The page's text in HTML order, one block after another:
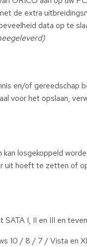
de extra
data op te
en/of gereedschap
voor het opslaan,
losgekoppeld
uit hoeft te zetten of
I, II en III en
10 / 8 / 7 / Vista en